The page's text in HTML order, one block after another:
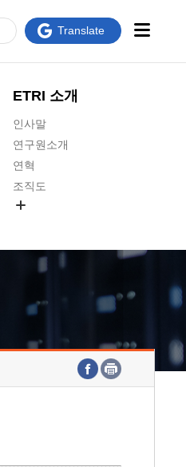
ETRI 소개
인사말
연구원소개
연혁
조직도
연구원 고객헌장
주요업무연락처
Translate